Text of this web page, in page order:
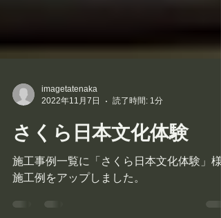
imagetatenaka
2022年11月7日
読了時間: 1分
さくら日本文化体験